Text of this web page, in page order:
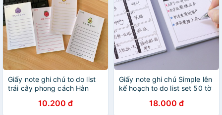
Giấy note ghi chú to do list
trái cây phong cách Hàn
10.200 đ
Giấy note ghi chú Simple lên
kế hoạch to do list set 50 tờ
18.000 đ